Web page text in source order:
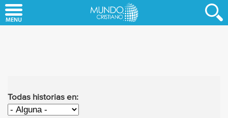
to
Todas historias en: